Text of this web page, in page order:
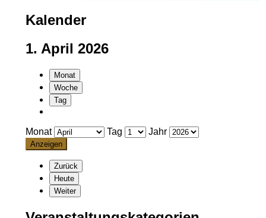
Kalender
1. April 2026
Monat
Woche
Tag
Monat Tag Jahr
Zurück
Heute
Weiter